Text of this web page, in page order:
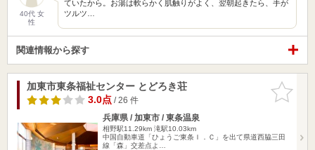
40代 女
性
ていたから。お湯は軟らかく肌触りがよく、翌朝起きたら、手が
ツルツ…
関連情報から探す
お気に入
りに追加
加東市東条福祉センター とどろき荘
3.0点/ 26 件
兵庫県 / 加東市 / 東条温泉
相野駅11.29km 滝駅10.03km
中国自動車道「ひょうご東条Ｉ．Ｃ」を出て県道西脇三田
線「森」交差点よ…